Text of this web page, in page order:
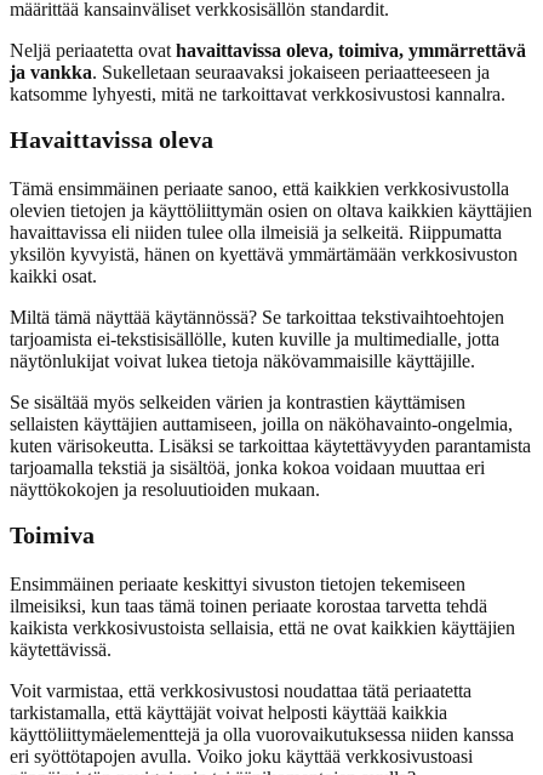
määrittää kansainväliset verkkosisällön standardit.
Neljä periaatetta ovat havaittavissa oleva, toimiva, ymmärrettävä
ja vankka. Sukelletaan seuraavaksi jokaiseen periaatteeseen ja
katsomme lyhyesti, mitä ne tarkoittavat verkkosivustosi kannalra.
Havaittavissa oleva
Tämä ensimmäinen periaate sanoo, että kaikkien verkkosivustolla
olevien tietojen ja käyttöliittymän osien on oltava kaikkien käyttäjien
havaittavissa eli niiden tulee olla ilmeisiä ja selkeitä. Riippumatta
yksilön kyvyistä, hänen on kyettävä ymmärtämään verkkosivuston
kaikki osat.
Miltä tämä näyttää käytännössä? Se tarkoittaa tekstivaihtoehtojen
tarjoamista ei-tekstisisällölle, kuten kuville ja multimedialle, jotta
näytönlukijat voivat lukea tietoja näkövammaisille käyttäjille.
Se sisältää myös selkeiden värien ja kontrastien käyttämisen
sellaisten käyttäjien auttamiseen, joilla on näköhavainto-ongelmia,
kuten värisokeutta. Lisäksi se tarkoittaa käytettävyyden parantamista
tarjoamalla tekstiä ja sisältöä, jonka kokoa voidaan muuttaa eri
näyttökokojen ja resoluutioiden mukaan.
Toimiva
Ensimmäinen periaate keskittyi sivuston tietojen tekemiseen
ilmeisiksi, kun taas tämä toinen periaate korostaa tarvetta tehdä
kaikista verkkosivustoista sellaisia, että ne ovat kaikkien käyttäjien
käytettävissä.
Voit varmistaa, että verkkosivustosi noudattaa tätä periaatetta
tarkistamalla, että käyttäjät voivat helposti käyttää kaikkia
käyttöliittymäelementtejä ja olla vuorovaikutuksessa niiden kanssa
eri syöttötapojen avulla. Voiko joku käyttää verkkosivustoasi